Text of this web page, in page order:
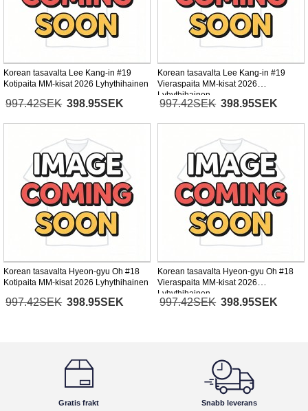
Korean tasavalta Lee Kang-in #19
Kotipaita MM-kisat 2026 Lyhythihainen
997.42SEK 398.95SEK
Korean tasavalta Lee Kang-in #19
Vieraspaita MM-kisat 2026
Lyhythihainen
997.42SEK 398.95SEK
Korean tasavalta Hyeon-gyu Oh #18
Kotipaita MM-kisat 2026 Lyhythihainen
997.42SEK 398.95SEK
Korean tasavalta Hyeon-gyu Oh #18
Vieraspaita MM-kisat 2026
Lyhythihainen
997.42SEK 398.95SEK
Gratis frakt Snabb leverans